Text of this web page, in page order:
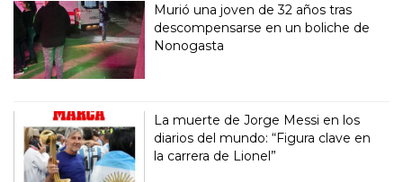
Murió una joven de 32 años tras
descompensarse en un boliche de
Nonogasta
La muerte de Jorge Messi en los
diarios del mundo: “Figura clave en
la carrera de Lionel”